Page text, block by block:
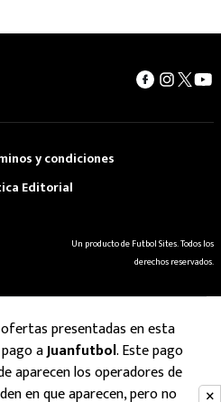
y condiciones
Editorial
Un producto de Futbol Sites. Todos los
derechos reservados.
presentadas en esta
pago aJuanfutbol. Este pago
aparecen los operadores de
en que aparecen, pero no